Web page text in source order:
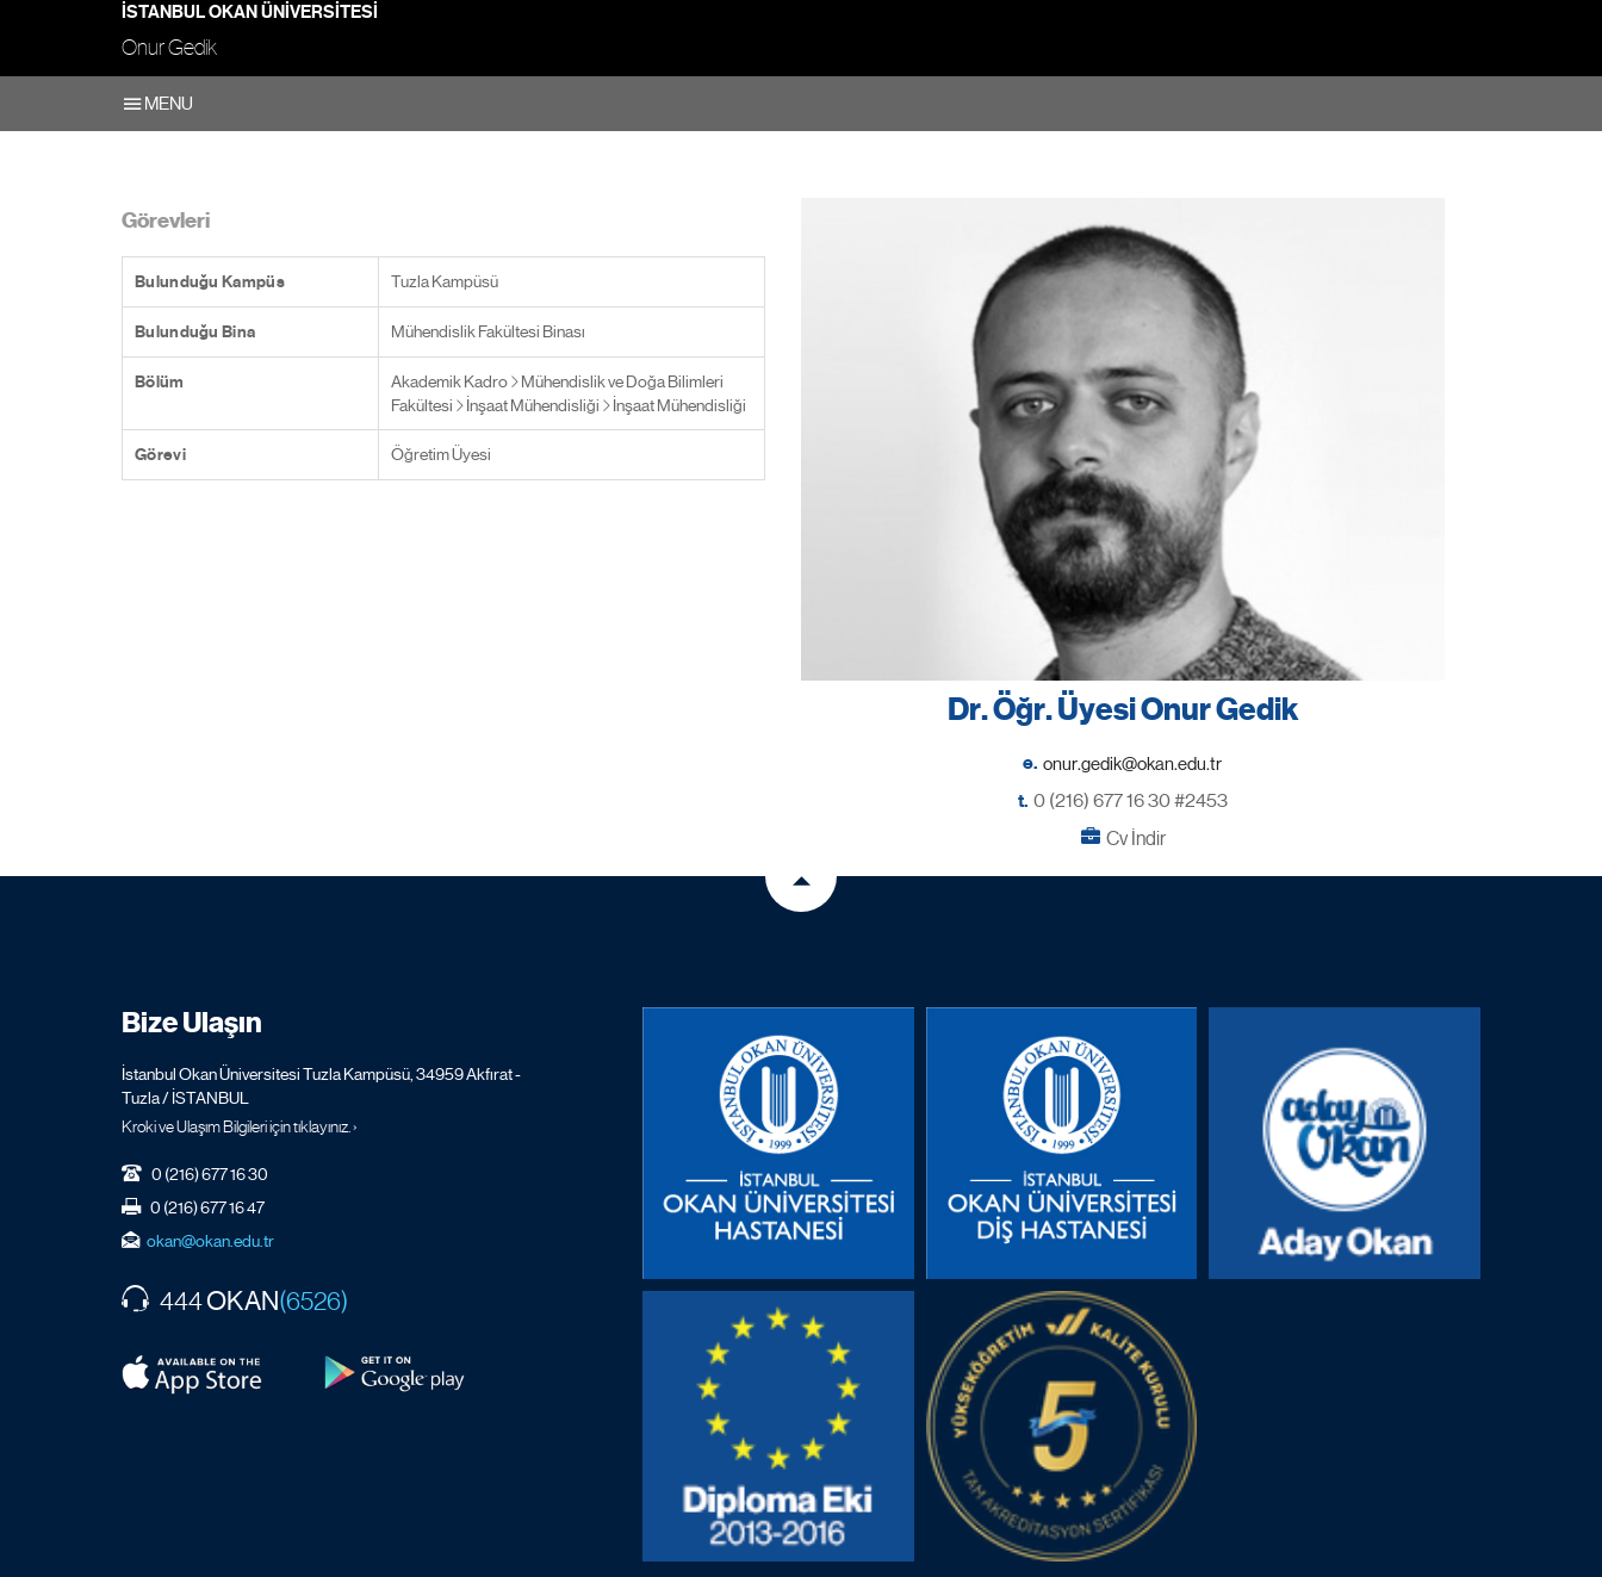
İSTANBUL OKAN ÜNIVERSITESI
Onur Gedik
MENU
Dr. Öğr. Üyesi Onur Gedik
e.
t. 0 (216) 677 16 30 #2453
Cv İndir
Görevleri
Bulunduğu Kampüs Tuzla Kampüsü
Bulunduğu Bina Mühendislik Fakültesi Binası
Bölüm Akademik Kadro
Mühendislik ve Doğa Bilimleri
Fakültesi
İnşaat Mühendisliği İnşaat Mühendisliği
Görevi Öğretim Üyesi
Bize Ulaşın
İstanbul Okan Üniversitesi Tuzla Kampüsü, 34959 Akfırat -
Tuzla / İSTANBUL
Kroki ve Ulaşım Bilgileri için tıklayınız. ›
0 (216) 677 16 30
0 (216) 677 16 47
okan@okan.edu.tr
444OKAN(6526)